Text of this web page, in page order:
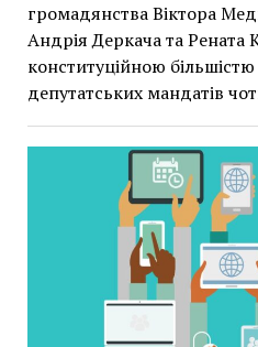
громадянства Віктора
Андрія Деркача та Рената
конституційною
депутатських мандатів